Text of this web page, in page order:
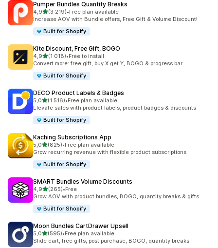
Pumper Bundles Quantity Breaks
4,9av 5 stjerner
(3 219)
Totalt 3219 omtaler
•Free plan available
Increase AOV with Bundle offers, Free Gift & Volume Discount!
Built for Shopify
Kite Discount, Free Gift, BOGO
4,9av 5 stjerner
(1 018)
Totalt 1018 omtaler
•Free to install
Convert more: free gift, buy X get Y, BOGO & progress bar
Built for Shopify
DECO Product Labels & Badges
5,0av 5 stjerner
(1 516)
Totalt 1516 omtaler
•Free plan available
Elevate sales with product labels, product badges & discounts
Built for Shopify
Kaching Subscriptions App
5,0av 5 stjerner
(825)
Totalt 825 omtaler
•Free plan available
Grow recurring revenue with flexible product subscriptions
Built for Shopify
SMART Bundles Volume Discounts
4,9av 5 stjerner
(265)
Totalt 265 omtaler
•Free
Grow AOV with product bundles, BOGO, quantity breaks & gifts
Built for Shopify
Moon Bundles CartDrawer Upsell
5,0av 5 stjerner
(595)
Totalt 595 omtaler
•Free plan available
Slide cart, free gifts, post purchase, BOGO, quantity breaks